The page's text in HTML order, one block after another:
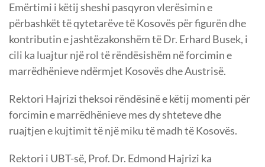
Emërtimi i këtij sheshi pasqyron vlerësimin e
përbashkët të qytetarëve të Kosovës për figurën dhe
kontributin e jashtëzakonshëm të Dr. Erhard Busek, i
cili ka luajtur një rol të rëndësishëm në forcimin e
marrëdhënieve ndërmjet Kosovës dhe Austrisë.
Rektori Hajrizi theksoi rëndësinë e këtij momenti për
forcimin e marrëdhënieve mes dy shteteve dhe
ruajtjen e kujtimit të një miku të madh të Kosovës.
Rektori i UBT-së, Prof. Dr. Edmond Hajrizi ka